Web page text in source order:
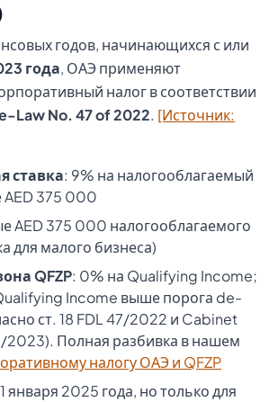
годов, начинающихся с или
года, ОАЭ применяют
налог в соответствии
Law No. 47 of 2022. [Источник:
ставка: 9% на налогооблагаемый
375 000
AED 375 000 налогооблагаемого
для малого бизнеса)
QFZP: 0% на Qualifying Income;
Income выше порога de-
ст. 18 FDL 47/2022 и Cabinet
2023). Полная разбивка в нашем
налогу ОАЭ и QFZP
1 января 2025 года, но только для